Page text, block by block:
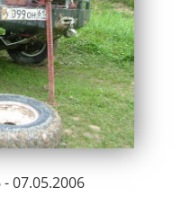
07.05.2006